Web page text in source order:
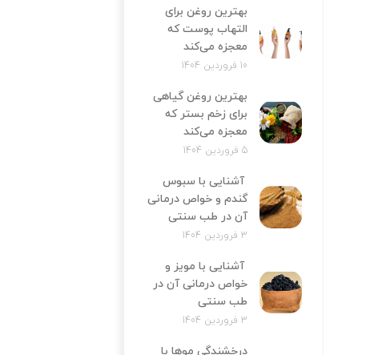
بهترین روغن برای
التهاب پوست که
معجزه می‌کند
10 فروردین 1404
بهترین روغن گیاهی
برای زخم بستر که
معجزه می‌کند
5 فروردین 1404
آشنایی با سبوس
گندم و خواص درمانی
آن در طب سنتی
3 فروردین 1404
آشنایی با مویز و
خواص درمانی آن در
طب سنتی
3 فروردین 1404
درخشندگی موها با